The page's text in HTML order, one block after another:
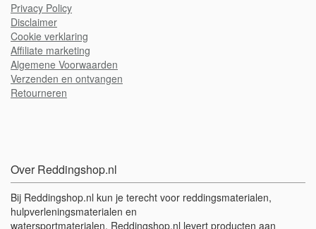
Privacy Policy
Disclaimer
Cookie verklaring
Affiliate marketing
Algemene Voorwaarden
Verzenden en ontvangen
Retourneren
Over Reddingshop.nl
Bij Reddingshop.nl kun je terecht voor reddingsmaterialen,
hulpverleningsmaterialen en
watersportmaterialen. Reddingshop.nl levert producten aan